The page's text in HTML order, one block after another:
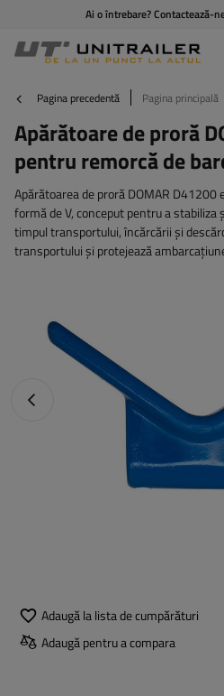
Ai o întrebare? Contactează-
Pagina precedentă Pagina principală
Apărătoare de proră
pentru remorcă de
Apărătoarea de proră DOMAR D41200
formă de V, conceput pentru a
timpul transportului, încărcării și
transportului și protejează
Fotografia anterioară
Adaugă la lista de cumpărături
Adaugă pentru a compara